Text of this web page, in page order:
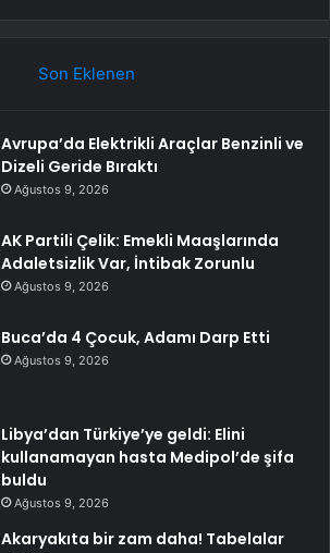
Son Eklenen
Avrupa’da Elektrikli Araçlar Benzinli ve
Dizeli Geride Bıraktı
Ağustos 9, 2026
AK Partili Çelik: Emekli Maaşlarında
Adaletsizlik Var, İntibak Zorunlu
Ağustos 9, 2026
Buca’da 4 Çocuk, Adamı Darp Etti
Ağustos 9, 2026
Libya’dan Türkiye’ye geldi: Elini
kullanamayan hasta Medipol’de şifa
buldu
Ağustos 9, 2026
Akaryakıta bir zam daha! Tabelalar